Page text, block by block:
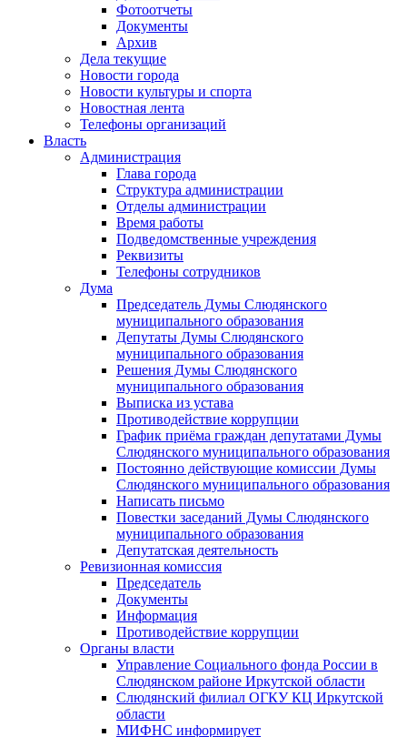
Фотоотчеты
Документы
Архив
Дела текущие
Новости города
Новости культуры и спорта
Новостная лента
Телефоны организаций
Власть
Администрация
Глава города
Структура администрации
Отделы администрации
Время работы
Подведомственные учреждения
Реквизиты
Телефоны сотрудников
Дума
Председатель Думы Слюдянского
муниципального образования
Депутаты Думы Слюдянского
муниципального образования
Решения Думы Слюдянского
муниципального образования
Выписка из устава
Противодействие коррупции
График приёма граждан депутатами Думы
Слюдянского муниципального образования
Постоянно действующие комиссии Думы
Слюдянского муниципального образования
Написать письмо
Повестки заседаний Думы Слюдянского
муниципального образования
Депутатская деятельность
Ревизионная комиссия
Председатель
Документы
Информация
Противодействие коррупции
Органы власти
Управление Социального фонда России в
Слюдянском районе Иркутской области
Слюдянский филиал ОГКУ КЦ Иркутской
области
МИФНС информирует